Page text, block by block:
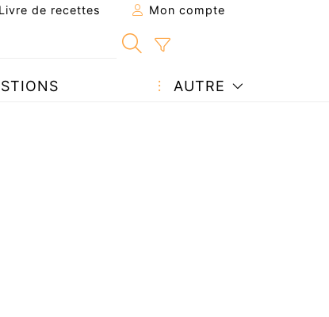
Livre de recettes Mon compte
AUTRE
à un ami
page
question à l'auteur